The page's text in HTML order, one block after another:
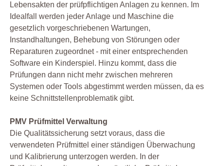
Lebensakten der prüfpflichtigen Anlagen zu kennen. Im
Idealfall werden jeder Anlage und Maschine die
gesetzlich vorgeschriebenen Wartungen,
Instandhaltungen, Behebung von Störungen oder
Reparaturen zugeordnet - mit einer entsprechenden
Software ein Kinderspiel. Hinzu kommt, dass die
Prüfungen dann nicht mehr zwischen mehreren
Systemen oder Tools abgestimmt werden müssen, da es
keine Schnittstellenproblematik gibt.
PMV Prüfmittel Verwaltung
Die Qualitätssicherung setzt voraus, dass die
verwendeten Prüfmittel einer ständigen Überwachung
und Kalibrierung unterzogen werden. In der